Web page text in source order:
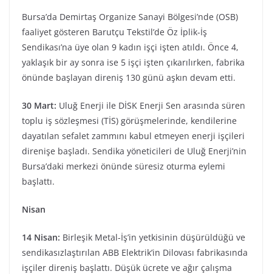
Bursa’da Demirtaş Organize Sanayi Bölgesi’nde (OSB)
faaliyet gösteren Barutçu Tekstil’de Öz İplik-İş
Sendikası’na üye olan 9 kadın işçi işten atıldı. Önce 4,
yaklaşık bir ay sonra ise 5 işçi işten çıkarılırken, fabrika
önünde başlayan direniş 130 günü aşkın devam etti.
30 Mart: Uluğ Enerji ile DİSK Enerji Sen arasında süren
toplu iş sözleşmesi (TİS) görüşmelerinde, kendilerine
dayatılan sefalet zammını kabul etmeyen enerji işçileri
direnişe başladı. Sendika yöneticileri de Uluğ Enerji’nin
Bursa’daki merkezi önünde süresiz oturma eylemi
başlattı.
Nisan
14 Nisan: Birleşik Metal-İş’in yetkisinin düşürüldüğü ve
sendikasızlaştırılan ABB Elektrik’in Dilovası fabrikasında
işçiler direniş başlattı. Düşük ücrete ve ağır çalışma